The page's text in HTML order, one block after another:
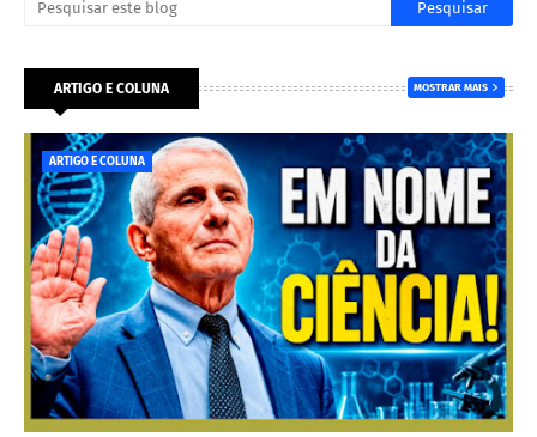
ARTIGO E COLUNA MOSTRAR MAIS
ARTIGO E COLUNA